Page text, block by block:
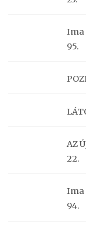
Ima
95.
AZ
22.
Ima
94.